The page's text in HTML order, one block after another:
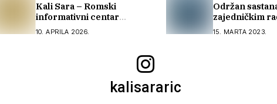
Kali Sara – Romski
informativni centar
postao članica ERIAC-a
10. APRILA 2026.
Održan
zajedničkim
trgovine
15. MARTA 2023.
kalisararic